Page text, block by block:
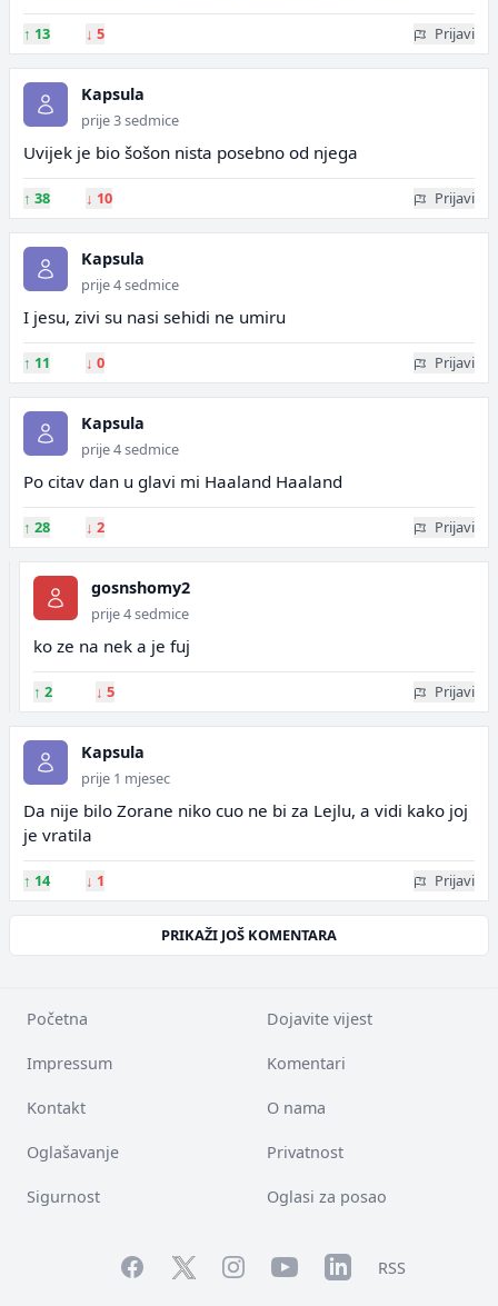
↑ 13 ↓ 5 Prijavi
Kapsula
prije 3 sedmice
Uvijek je bio šošon nista posebno od njega
↑ 38 ↓ 10 Prijavi
Kapsula
prije 4 sedmice
I jesu, zivi su nasi sehidi ne umiru
↑ 11 ↓ 0 Prijavi
Kapsula
prije 4 sedmice
Po citav dan u glavi mi Haaland Haaland
↑ 28 ↓ 2 Prijavi
gosnshomy2
prije 4 sedmice
ko ze na nek a je fuj
↑ 2 ↓ 5 Prijavi
Kapsula
prije 1 mjesec
Da nije bilo Zorane niko cuo ne bi za Lejlu, a vidi kako joj
je vratila
↑ 14 ↓ 1 Prijavi
PRIKAŽI JOŠ KOMENTARA
Početna Dojavite vijest
Impressum Komentari
Kontakt O nama
Oglašavanje Privatnost
Sigurnost Oglasi za posao
FacebookTwitterInstagramYouTubeLinkedInRSS